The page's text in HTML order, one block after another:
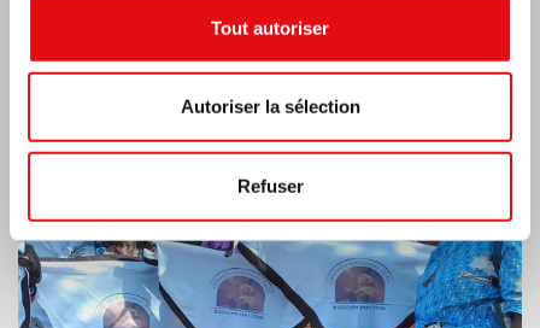
Tout autoriser
Autoriser la sélection
Refuser
RÉPUBLIQUE CENTRAFRICAINE : 6e